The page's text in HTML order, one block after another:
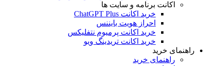
اکانت برنامه و سایت ها
خرید اکانت ChatGPT Plus
احراز هویت بایننس
خرید اکانت پرمیوم نتفلیکس
خرید اکانت تریدینگ ویو
خرید
راهنمای خرید